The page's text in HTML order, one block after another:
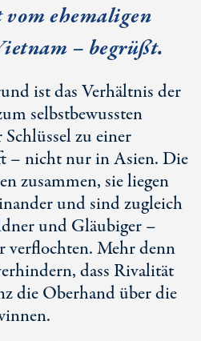
vom ehemaligen
– begrüßt.
ist das Verhältnis der
selbstbewussten
zu einer
– nicht nur in Asien. Die
zusammen, sie liegen
und sind zugleich
und Gläubiger –
Mehr denn
dass Rivalität
die Oberhand über die